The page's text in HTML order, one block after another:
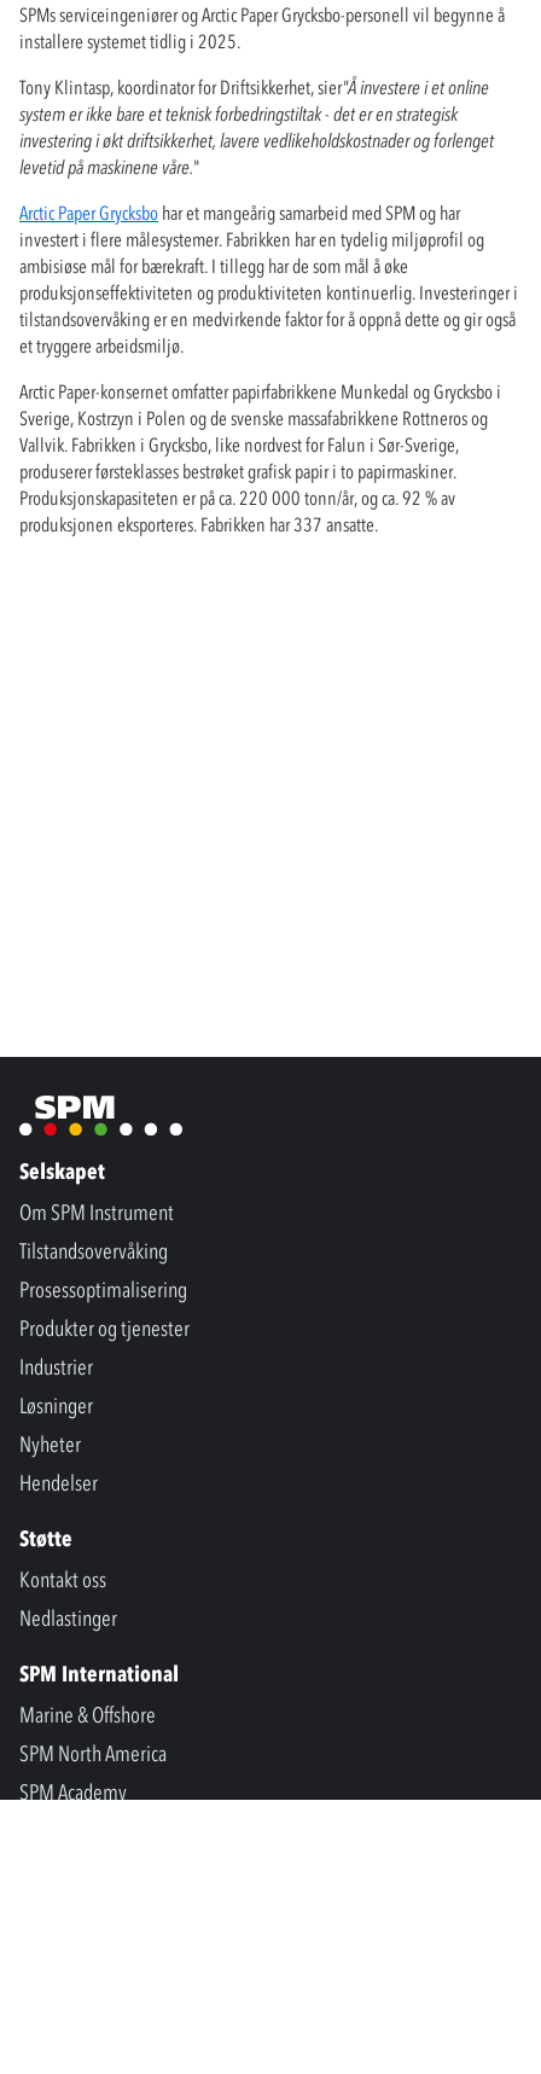
SPMs serviceingeniører og Arctic Paper Grycksbo-personell vil begynne å
installere systemet tidlig i 2025.
Tony Klintasp, koordinator for Driftsikkerhet, sier"Å investere i et online
system er ikke bare et teknisk forbedringstiltak - det er en strategisk
investering i økt driftsikkerhet, lavere vedlikeholdskostnader og forlenget
levetid på maskinene våre."
Arctic Paper Grycksbo har et mangeårig samarbeid med SPM og har
investert i flere målesystemer. Fabrikken har en tydelig miljøprofil og
ambisiøse mål for bærekraft. I tillegg har de som mål å øke
produksjonseffektiviteten og produktiviteten kontinuerlig. Investeringer i
tilstandsovervåking er en medvirkende faktor for å oppnå dette og gir også
et tryggere arbeidsmiljø.
Arctic Paper-konsernet omfatter papirfabrikkene Munkedal og Grycksbo i
Sverige, Kostrzyn i Polen og de svenske massafabrikkene Rottneros og
Vallvik. Fabrikken i Grycksbo, like nordvest for Falun i Sør-Sverige,
produserer førsteklasses bestrøket grafisk papir i to papirmaskiner.
Produksjonskapasiteten er på ca. 220 000 tonn/år, og ca. 92 % av
produksjonen eksporteres. Fabrikken har 337 ansatte.
Selskapet
Om SPM Instrument
Tilstandsovervåking
Prosessoptimalisering
Produkter og tjenester
Industrier
Løsninger
Nyheter
Hendelser
Støtte
Kontakt oss
Nedlastinger
SPM International
Marine & Offshore
SPM North America
SPM Academy